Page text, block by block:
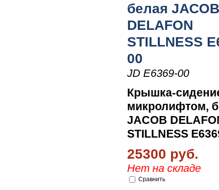
белая JACOB
DELAFON
STILLNESS
00
JD E6369-00
Крышка-
микролифтом,
JACOB
STILLNESS
25300 руб.
Нет на складе
Сравнить